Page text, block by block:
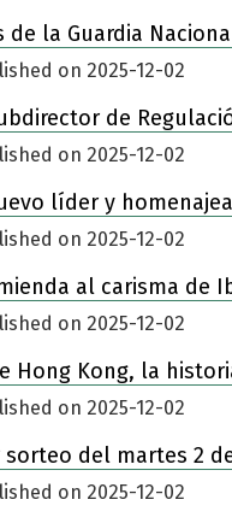
la Guardia
on 2025-12-02
de
on 2025-12-02
líder y
on 2025-12-02
al carisma de
on 2025-12-02
Kong, la
on 2025-12-02
del martes 2
on 2025-12-02